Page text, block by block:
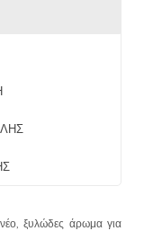
ξυλώδες άρωμα για